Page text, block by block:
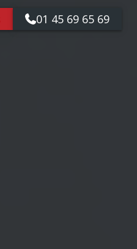
01 45 69 65 69